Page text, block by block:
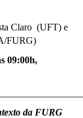
Claro (UFT) e
FURG)
09:00h,
da FURG